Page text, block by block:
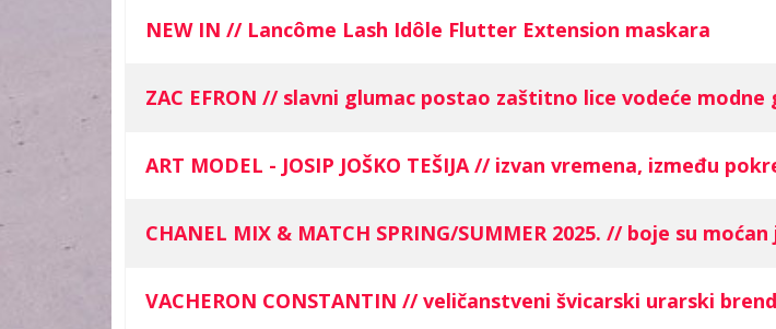
NEW IN // Lancôme Lash Idôle Flutter Extension maskara
ZAC EFRON // slavni glumac postao zaštitno lice vodeće modne
ART MODEL - JOSIP JOŠKO TEŠIJA // izvan vremena, između
CHANEL MIX & MATCH SPRING/SUMMER 2025. // boje su
VACHERON CONSTANTIN // veličanstveni švicarski urarski